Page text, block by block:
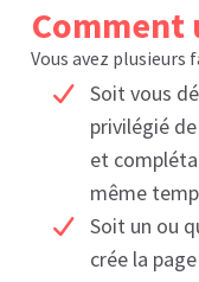
Comment
Vous avez plusieurs
Soit vous
privilégié
et
même
Soit un ou
crée la